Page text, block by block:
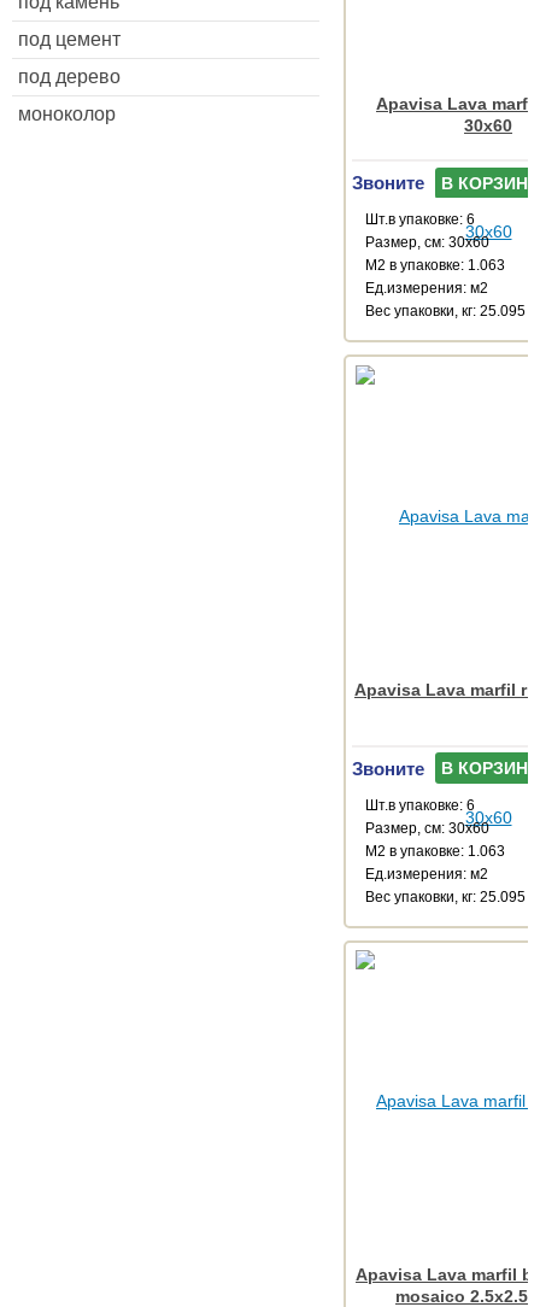
под цемент
под дерево
моноколор
Apavisa Lava
30x60
Звоните В КОРЗИНУ
Шт.в упаковке: 6
Размер, см: 30x60
М2 в упаковке: 1.063
Ед.измерения: м2
Веc упаковки, кг: 25.095
Apavisa Lava marfil
Звоните В КОРЗИНУ
Шт.в упаковке: 6
Размер, см: 30x60
М2 в упаковке: 1.063
Ед.измерения: м2
Веc упаковки, кг: 25.095
Apavisa Lava marfil
mosaico 2.5x2.5